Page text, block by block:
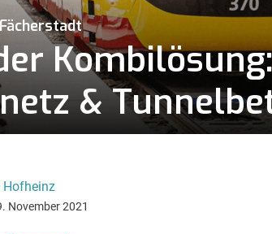
&
Hofheinz
November 2021